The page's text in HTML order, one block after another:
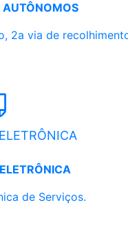
AUTÔNOMOS
via de
de Serviços.